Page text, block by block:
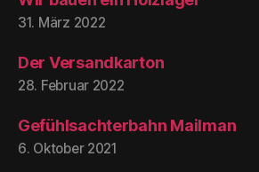
31. März 2022
Der Versandkarton
28. Februar 2022
Gefühlsachterbahn Mailman
6. Oktober 2021